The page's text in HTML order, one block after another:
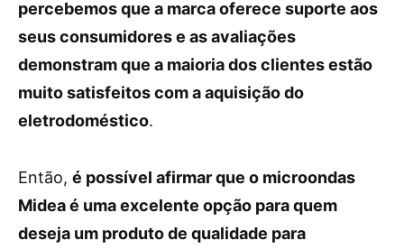
percebemos que a marca oferece suporte aos
seus consumidores e as avaliações
demonstram que a maioria dos clientes estão
muito satisfeitos com a aquisição do
eletrodoméstico.
Então, é possível afirmar que o microondas
Midea é uma excelente opção para quem
deseja um produto de qualidade para